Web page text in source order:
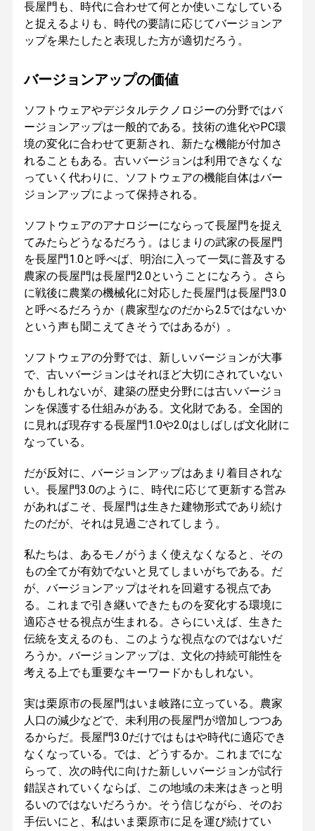
長屋門も、時代に合わせて何とか使いこなしている
と捉えるよりも、時代の要請に応じてバージョンア
ップを果たしたと表現した方が適切だろう。
バージョンアップの価値
ソフトウェアやデジタルテクノロジーの分野ではバ
ージョンアップは一般的である。技術の進化やPC環
境の変化に合わせて更新され、新たな機能が付加さ
れることもある。古いバージョンは利用できなくな
っていく代わりに、ソフトウェアの機能自体はバー
ジョンアップによって保持される。
ソフトウェアのアナロジーにならって長屋門を捉え
てみたらどうなるだろう。はじまりの武家の長屋門
を長屋門1.0と呼べば、明治に入って一気に普及する
農家の長屋門は長屋門2.0ということになろう。さら
に戦後に農業の機械化に対応した長屋門は長屋門3.0
と呼べるだろうか（農家型なのだから2.5ではないか
という声も聞こえてきそうではあるが）。
ソフトウェアの分野では、新しいバージョンが大事
で、古いバージョンはそれほど大切にされていない
かもしれないが、建築の歴史分野には古いバージョ
ンを保護する仕組みがある。文化財である。全国的
に見れば現存する長屋門1.0や2.0はしばしば文化財に
なっている。
だが反対に、バージョンアップはあまり着目されな
い。長屋門3.0のように、時代に応じて更新する営み
があればこそ、長屋門は生きた建物形式であり続け
たのだが、それは見過ごされてしまう。
私たちは、あるモノがうまく使えなくなると、その
もの全てが有効でないと見てしまいがちである。だ
が、バージョンアップはそれを回避する視点であ
る。これまで引き継いできたものを変化する環境に
適応させる視点が生まれる。さらにいえば、生きた
伝統を支えるのも、このような視点なのではないだ
ろうか。バージョンアップは、文化の持続可能性を
考える上でも重要なキーワードかもしれない。
実は栗原市の長屋門はいま岐路に立っている。農家
人口の減少などで、未利用の長屋門が増加しつつあ
るからだ。長屋門3.0だけではもはや時代に適応でき
なくなっている。では、どうするか。これまでにな
らって、次の時代に向けた新しいバージョンが試行
錯誤されていくならば、この地域の未来はきっと明
るいのではないだろうか。そう信じながら、そのお
手伝いにと、私はいま栗原市に足を運び続けてい